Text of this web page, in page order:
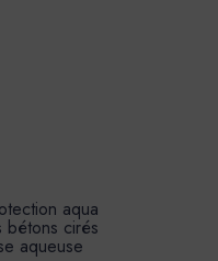
aqua
bétons cirés
aqueuse